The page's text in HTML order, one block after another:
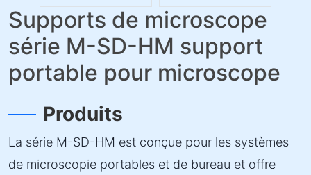
Supports de microscope
série M-SD-HM support
portable pour microscope
Produits
La série M-SD-HM est conçue pour les systèmes
de microscopie portables et de bureau et offre